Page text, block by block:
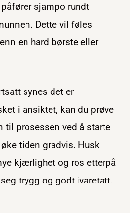
sjampo rundt
Dette vil føles
en hard børste eller
synes det er
i ansiktet, kan du prøve
til prosessen ved å starte
tiden gradvis. Husk
kjærlighet og ros etterpå
trygg og godt ivaretatt.